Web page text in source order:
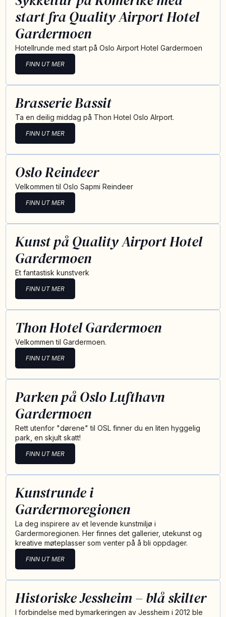
start fra Quality Airport Hotel
Gardermoen
Hotellrunde med start på Oslo Airport Hotel Gardermoen
FINN UT MER
Brasserie Bassit
Ta en deilig middag på Thon Hotel Oslo AIrport.
FINN UT MER
Oslo Reindeer
Velkommen til Oslo Sapmi Reindeer
FINN UT MER
Kunst på Quality Airport Hotel
Gardermoen
Et fantastisk kunstverk
FINN UT MER
Thon Hotel Gardermoen
Velkommen til Gardermoen.
FINN UT MER
Parken på Oslo Lufthavn
Gardermoen
Rett utenfor "dørene" til OSL finner du en liten hyggelig
park, en skjult skatt!
FINN UT MER
Kunstrunde i
Gardermoregionen
La deg inspirere av et levende kunstmiljø i
Gardermoregionen. Her finnes det gallerier, utekunst og
kreative møteplasser som venter på å bli oppdager.
FINN UT MER
Historiske Jessheim – blå skilter
I forbindelse med bymarkeringen av Jessheim i 2012 ble